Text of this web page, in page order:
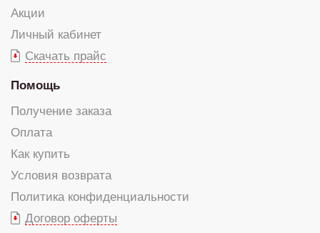
Акции
Личный кабинет
Скачать прайс
Помощь
Получение заказа
Оплата
Как купить
Условия возврата
Политика конфиденциальности
Договор оферты